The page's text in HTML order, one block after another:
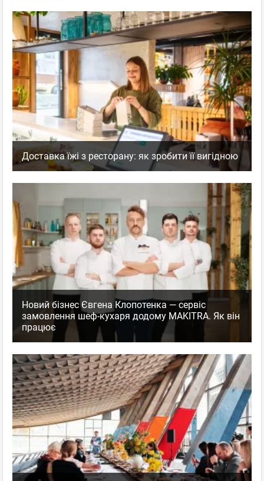
Доставка їжі з ресторану: як зробити її вигідною
Новий бізнес Євгена Клопотенка — сервіс
замовлення шеф-кухаря додому MAKITRA. Як він
працює